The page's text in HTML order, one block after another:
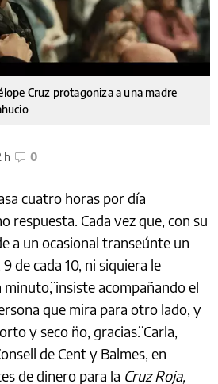
Cruz protagoniza a una madre
h 0
cuatro horas por día
respuesta. Cada vez que, con su
a un ocasional transeúnte un
de cada 10, ni siquiera le
minuto¨, insiste acompañando el
que mira para otro lado, y
y seco ¨no, gracias¨. Carla,
de Cent y Balmes, en
de dinero para la Cruz Roja,